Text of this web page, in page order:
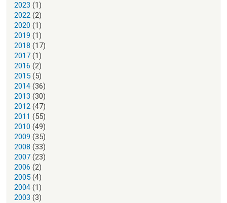
2023 (1)
2022 (2)
2020 (1)
2019 (1)
2018 (17)
2017 (1)
2016 (2)
2015 (5)
2014 (36)
2013 (30)
2012 (47)
2011 (55)
2010 (49)
2009 (35)
2008 (33)
2007 (23)
2006 (2)
2005 (4)
2004 (1)
2003 (3)